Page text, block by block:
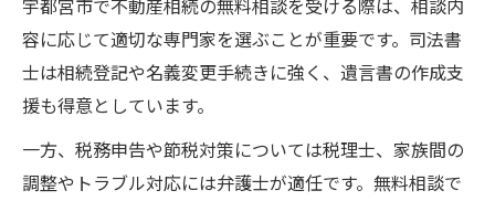
宇都宮市で不動産相続の無料相談を受ける際は、相談内
容に応じて適切な専門家を選ぶことが重要です。司法書
士は相続登記や名義変更手続きに強く、遺言書の作成支
援も得意としています。
一方、税務申告や節税対策については税理士、家族間の
調整やトラブル対応には弁護士が適任です。無料相談で